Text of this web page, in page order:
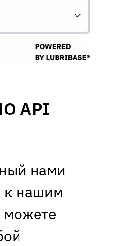
API
нами
к нашим